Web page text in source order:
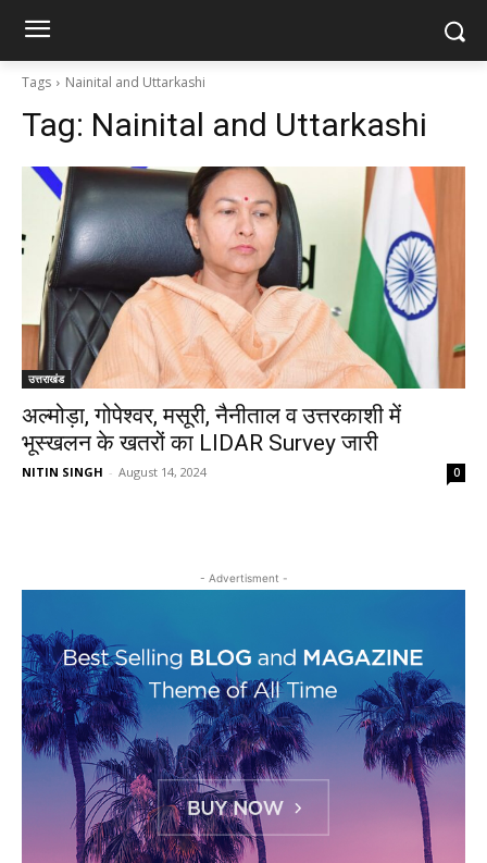
Tags Nainital and Uttarkashi
Tag: Nainital and Uttarkashi
उत्तराखंड
अल्मोड़ा, गोपेश्वर, मसूरी, नैनीताल व उत्तरकाशी में
भूस्खलन के खतरों का LIDAR Survey जारी
NITIN SINGH - August 14, 2024 0
- Advertisment -